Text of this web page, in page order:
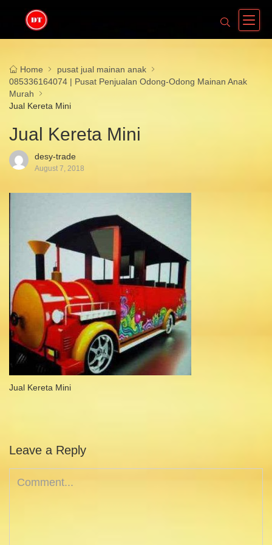
Home
pusat jual mainan anak
085336164074 | Pusat Penjualan Odong-Odong Mainan Anak
Murah
Jual Kereta Mini
Jual Kereta Mini
desy-trade
August 7, 2018
Jual Kereta Mini
Leave a Reply